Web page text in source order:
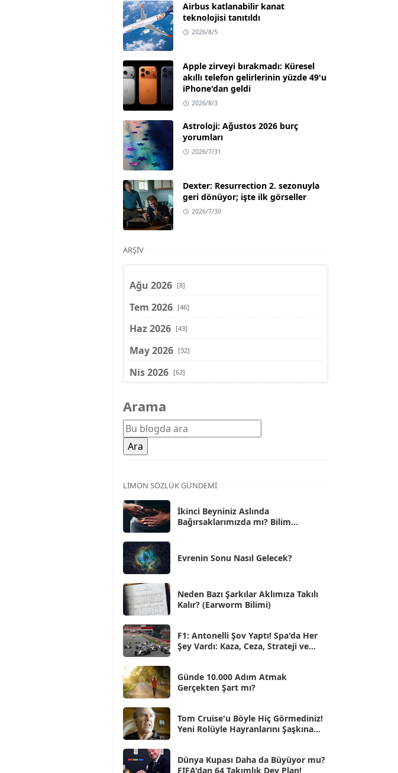
Airbus katlanabilir kanat
teknolojisi tanıtıldı
2026/8/5
Apple zirveyi bırakmadı: Küresel
akıllı telefon gelirlerinin yüzde 49'u
iPhone'dan geldi
2026/8/3
Astroloji: Ağustos 2026 burç
yorumları
2026/7/31
Dexter: Resurrection 2. sezonuyla
geri dönüyor; işte ilk görseller
2026/7/30
ARŞIV
Ağu 2026 [8]
Tem 2026 [46]
Haz 2026 [43]
May 2026 [32]
Nis 2026 [62]
Şub 2026
Oca 2026 [72]
Ara 2025
Kas 2025
Eki 2025
Eyl 2025 [56]
Ağu 2025
Tem 2025
Haz 2025
May 2025 [54]
Nis 2025 [56]
Mar 2025 [50]
Şub 2025 [57]
Oca 2025
Ara 2024 [25]
Kas 2024
Eki 2024 [46]
Arama
LIMON SÖZLÜK GÜNDEMI
İkinci Beyniniz Aslında
Bağırsaklarımızda mı? Bilim
Evrenin Sonu Nasıl Gelecek?
Neden Bazı Şarkılar Aklımıza Takılı
Kalır? (Earworm Bilimi)
F1: Antonelli Şov Yaptı! Spa'da Her
Şey Vardı: Kaza, Ceza, Strateji ve
Günde 10.000 Adım Atmak
Gerçekten Şart mı?
Tom Cruise'u Böyle Hiç Görmediniz!
Yeni Rolüyle Hayranlarını Şaşkına
Dünya Kupası Daha da Büyüyor mu?
FIFA'dan 64 Takımlık Dev Plan!